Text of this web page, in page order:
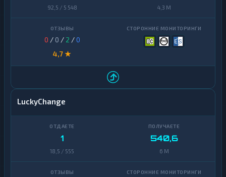
92,5 / 5 548 4,3 M
0 / 0 / 2 /0
4,7 ★
LuckyChange
1
18,5 / 555
540,6
6 M